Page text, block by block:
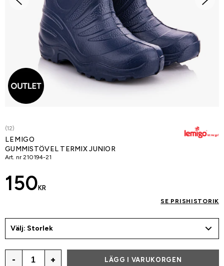
(12)
LEMIGO
GUMMISTÖVEL TERMIX JUNIOR
Art. nr 210194-21
150 KR
SE PRISHISTORIK
Välj: Storlek
- + LÄGG I VARUKORGEN